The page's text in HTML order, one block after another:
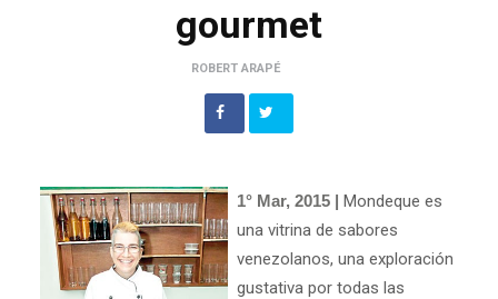
gourmet
ROBERT ARAPÉ
1° Mar, 2015 | Mondeque es
una vitrina de sabores
venezolanos, una exploración
gustativa por todas las